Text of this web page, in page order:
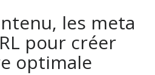
les meta
pour créer
optimale